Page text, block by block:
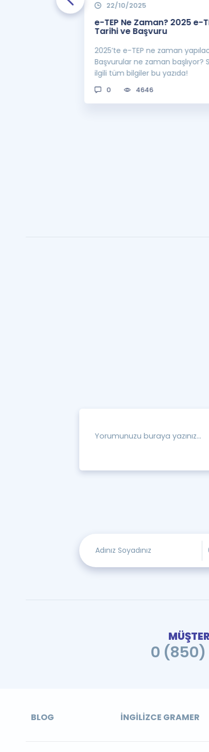
22/10/2025
e-TEP Ne Zaman? 2025 e-
Tarihi ve Başvuru
2025’te e-TEP ne zaman
Başvurular ne zaman başlıyor?
ilgili tüm bilgiler bu yazıda!
0 4646
0 (850)
BLOG İNGILIZCE GRAMER